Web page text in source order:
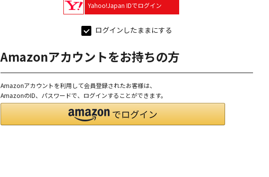
Yahoo!Japan IDでログイン
ログインしたままにする
Amazonアカウントをお持ちの方
Amazonアカウントを利用して会員登録されたお客様は、
AmazonのID、パスワードで、ログインすることができます。